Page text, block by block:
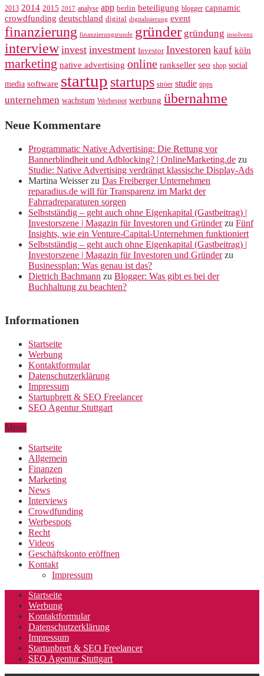
2013 2014 2015 2017 analyse app berlin beteiligung blogger capnamic
crowdfunding deutschland digital digitalisierung event
finanzierung finanzierungsrunde gründer gründung insolvenz
interview invest investment Investor Investoren kauf köln
marketing native advertising online rankseller seo shop social
media software startup startups ströer studie tipps
unternehmen wachstum Werbespot werbung übernahme
Neue Kommentare
Programmatic Native Advertising: Die Rettung vor
Bannerblindheit und Adblocking? | OnlineMarketing.de zu
Studie: Native Advertising verdrängt klassische Display-Ads
Martina Weisserzu Das Freiberger Unternehmen
reparadius.de will für Transparenz im Markt der
Fahrradreparaturen sorgen
Selbstständig – geht auch ohne Eigenkapital (Gastbeitrag) |
Investorszene | Magazin für Investoren und Gründerzu Fünf
Insights, wie ein Venture-Capital-Unternehmen funktioniert
Selbstständig – geht auch ohne Eigenkapital (Gastbeitrag) |
Investorszene | Magazin für Investoren und Gründerzu
Businessplan: Was genau ist das?
Dietrich Bachmann zu Blogger: Was gibt es bei der
Buchhaltung zu beachten?
Informationen
Startseite
Werbung
Kontaktformular
Datenschutzerklärung
Impressum
Startupbrett & SEO Freelancer
SEO Agentur Stuttgart
Menu
Startseite
Allgemein
Finanzen
Marketing
News
Interviews
Crowdfunding
Werbespots
Recht
Videos
Geschäftskonto eröffnen
Kontakt
Impressum
Startseite
Werbung
Kontaktformular
Datenschutzerklärung
Impressum
Startupbrett & SEO Freelancer
SEO Agentur Stuttgart